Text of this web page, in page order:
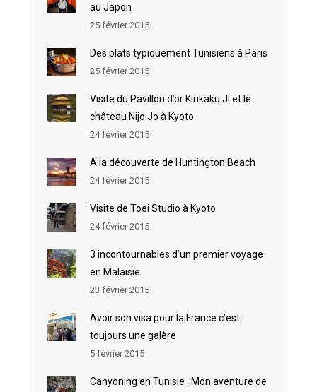
au Japon
25 février 2015
Des plats typiquement Tunisiens à Paris
25 février 2015
Visite du Pavillon d’or Kinkaku Ji et le
château Nijo Jo à Kyoto
24 février 2015
A la découverte de Huntington Beach
24 février 2015
Visite de Toei Studio à Kyoto
24 février 2015
3 incontournables d’un premier voyage
en Malaisie
23 février 2015
Avoir son visa pour la France c’est
toujours une galère
5 février 2015
Canyoning en Tunisie : Mon aventure de